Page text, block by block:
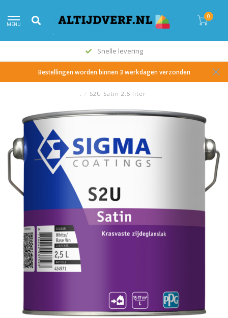
MENU
0
Snelle levering
Bestellingen worden binnen 3 werkdagen verzonden
. / S2U Satin 2,5 liter